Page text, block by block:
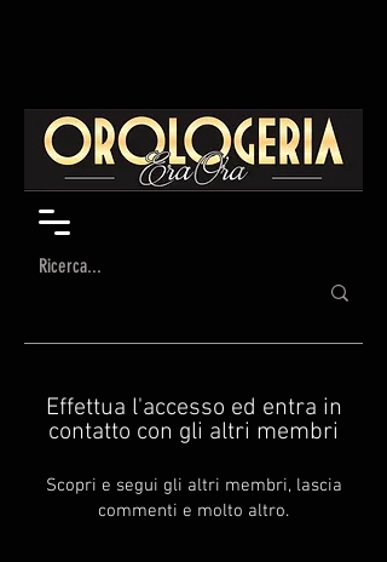
Effettua l'accesso ed entra in
contatto con gli altri membri
Scopri e segui gli altri membri, lascia
commenti e molto altro.